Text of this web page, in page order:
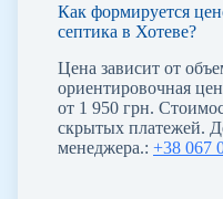
Как формируется
септика в Хотеве?
Цена зависит от
ориентировочная
от 1 950 грн.
скрытых платежей.
менеджера.: +38 067